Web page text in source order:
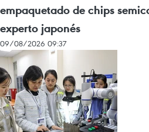
empaquetado de chips
experto japonés
09/08/2026 09:37